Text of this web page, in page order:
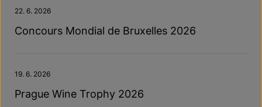
22. 6. 2026
Concours Mondial de Bruxelles 2026
19. 6. 2026
Prague Wine Trophy 2026